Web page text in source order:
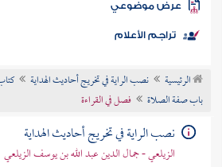
الكتب
موضوعي
تراجم الأعلام
الرئيسية نصب الراية في تخريج أحاديث الهداية
باب صفة الصلاة
فصل في القراءة
نصب الراية في تخريج أحاديث الهداية
الزيلعي - جمال الدين عبد الله بن يوسف الزيلعي